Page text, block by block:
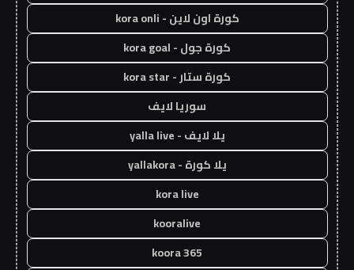
كورة اون لاين - kora onli
كورة جول - kora goal
كورة ستار - kora star
سوريا لايف
يلا لايف - yalla live
يلا كورة - yallakora
kora live
kooralive
koora 365